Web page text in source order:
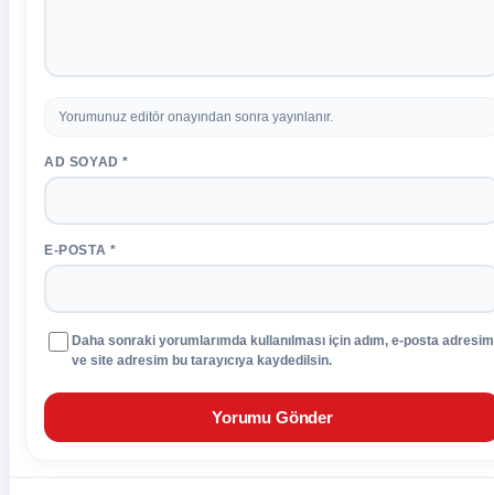
Yorumunuz editör onayından sonra yayınlanır.
AD SOYAD *
E-POSTA *
Daha sonraki yorumlarımda kullanılması için adım, e-posta adresim
ve site adresim bu tarayıcıya kaydedilsin.